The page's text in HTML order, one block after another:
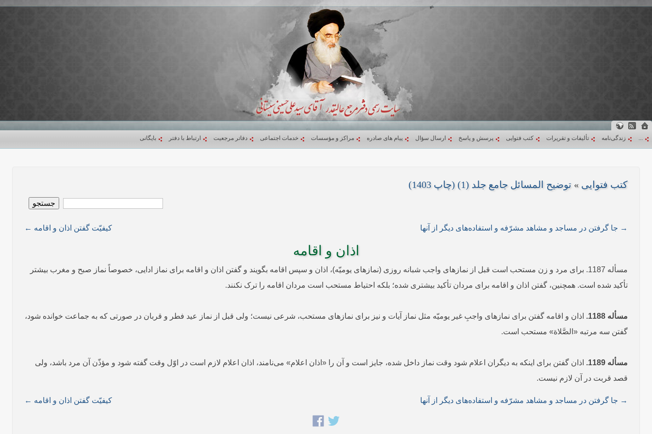
... زندگی‌نامه تألیفات و تقریرات کتب فتوایی پرسش و پاسخ ارسال سؤال پیام های صادره مراکز و مؤسسات خدمات اجتماعی دفاتر مرجعیت ارتباط با دفتر بایگانی
کتب فتوایی » توضیح المسائل جامع جلد (1) (چاپ 1403)
جستجو
کیفیّت گفتن اذان و اقامه ← → جا گرفتن در مساجد و مشاهد مشرّفه و استفاده‌های دیگر از آنها
اذان و اقامه
مسأله 1187. برای مرد و زن مستحب است قبل از نمازهای واجب شبانه روزی (نمازهای یومیّه)، اذان و سپس اقامه بگویند و گفتن اذان و اقامه برای نماز ادایی، خصوصاً نماز صبح و مغرب بیشتر
تأکید شده است. همچنین، گفتن اذان و اقامه برای مردان تأکید بیشتری شده؛ بلکه احتیاط مستحب است مردان اقامه را ترک نکنند.
مسأله 1188.
اذان و اقامه گفتن برای نمازهای واجبِ غیر یومیّه مثل نماز آیات و نیز برای نمازهای مستحب، شرعی نیست؛ ولی قبل از نماز عید فطر و قربان در صورتی که به جماعت خوانده شود،
گفتن سه مرتبه «الصَّلاة» مستحب است.
مسأله 1189.
اذان گفتن برای اینکه به دیگران اعلام شود وقت نماز داخل شده، جایز است و آن را «اذان اعلام» می‌‌نامند، اذان اعلام لازم است در اوّل وقت گفته شود و مؤذّن آن مرد باشد، ولی
قصد قربت در آن لازم نیست.
کیفیّت گفتن اذان و اقامه ← → جا گرفتن در مساجد و مشاهد مشرّفه و استفاده‌های دیگر از آنها